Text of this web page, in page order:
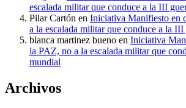
escalada militar que conduce a la III
Pilar Cartón en Iniciativa Manifiesto en
a la escalada militar que conduce a la
blanca martinez bueno en Iniciativa
la PAZ, no a la escalada militar que
mundial
Archivos